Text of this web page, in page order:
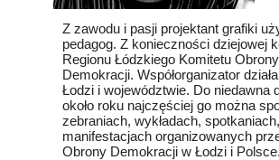
Z zawodu i pasji projektant grafiki
pedagog. Z konieczności dziejowej
Regionu Łódzkiego Komitetu Obrony
Demokracji. Współorganizator
Łodzi i województwie. Do niedawna
około roku najczęściej go można
zebraniach, wykładach,
manifestacjach organizowanych
Obrony Demokracji w Łodzi i Polsce.